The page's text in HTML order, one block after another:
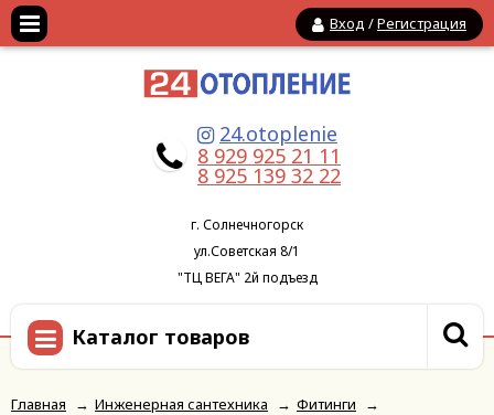
Вход /Регистрация
24.otoplenie
8 929 925 21 11
8 925 139 32 22
г. Солнечногорск
ул.Советская 8/1
"ТЦ ВЕГА" 2й подъезд
Каталог товаров
Главная → Инженерная сантехника → Фитинги
→